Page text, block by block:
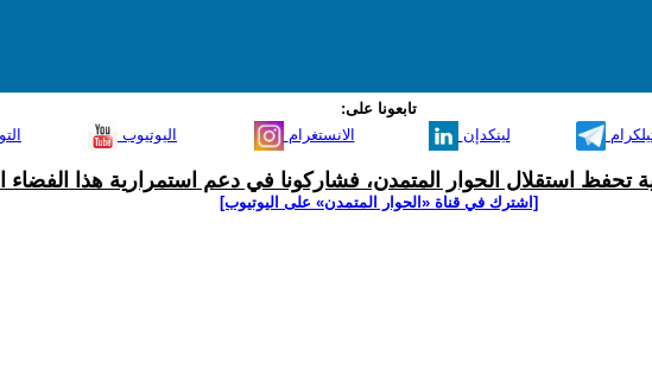
تابعونا على:
اليوتيوب الانستغرام لينكدإن
تحفظ استقلال الحوار المتمدن، فشاركونا في دعم استمرارية هذا الفضاء
[اشترك في قناة ‫«الحوار المتمدن» على اليوتيوب]